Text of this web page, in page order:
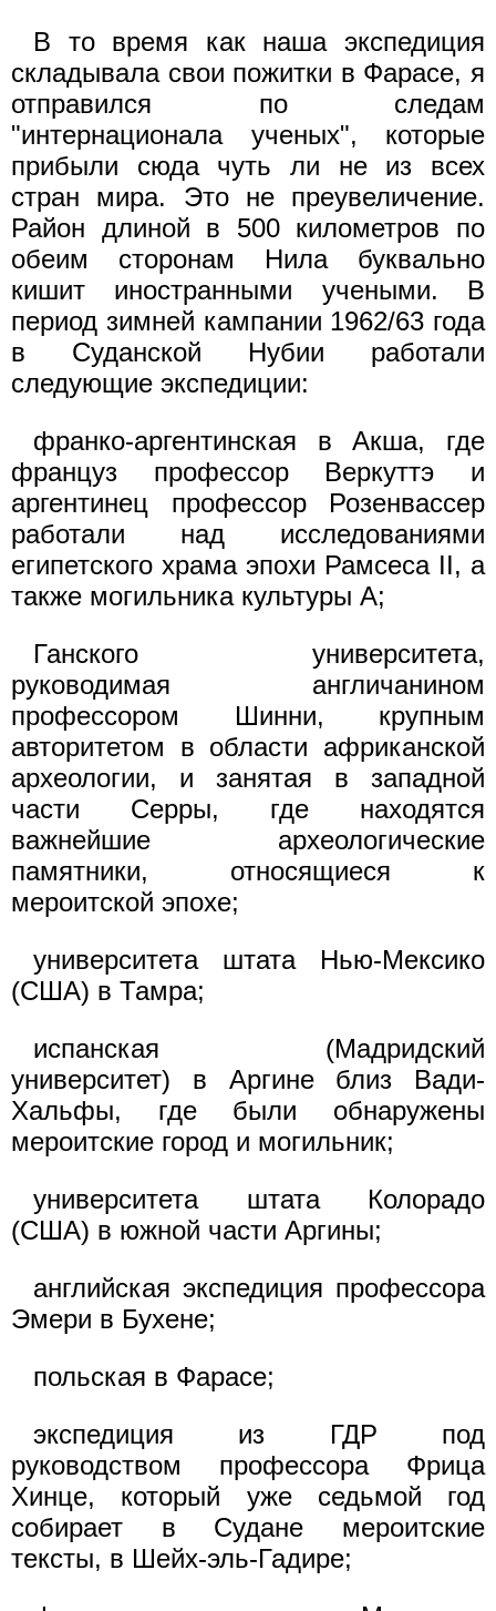
В то время как наша экспедиция
складывала свои пожитки в Фарасе, я
отправился по следам
"интернационала ученых", которые
прибыли сюда чуть ли не из всех
стран мира. Это не преувеличение.
Район длиной в 500 километров по
обеим сторонам Нила буквально
кишит иностранными учеными. В
период зимней кампании 1962/63 года
в Суданской Нубии работали
следующие экспедиции:
франко-аргентинская в Акша, где
француз профессор Веркуттэ и
аргентинец профессор Розенвассер
работали над исследованиями
египетского храма эпохи Рамсеса II, а
также могильника культуры А;
Ганского университета,
руководимая англичанином
профессором Шинни, крупным
авторитетом в области африканской
археологии, и занятая в западной
части Серры, где находятся
важнейшие археологические
памятники, относящиеся к
мероитской эпохе;
университета штата Нью-Мексико
(США) в Тамра;
испанская (Мадридский
университет) в Аргине близ Вади-
Хальфы, где были обнаружены
мероитские город и могильник;
университета штата Колорадо
(США) в южной части Аргины;
английская экспедиция профессора
Эмери в Бухене;
польская в Фарасе;
экспедиция из ГДР под
руководством профессора Фрица
Хинце, который уже седьмой год
собирает в Судане мероитские
тексты, в Шейх-эль-Гадире;